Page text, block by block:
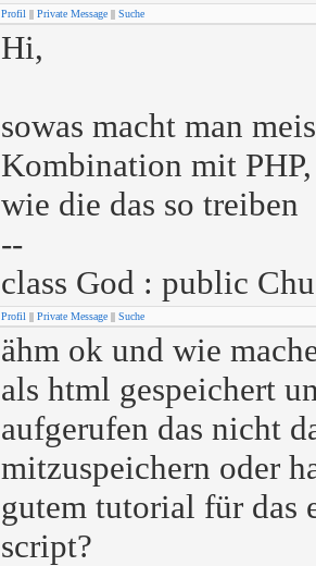
Profil || Private Message || Suche
Hi,
sowas macht man
Kombination mit
wie die das so treiben
--
class God : public
Profil || Private Message || Suche
ähm ok und wie
als html gespeichert
aufgerufen das nicht
mitzuspeichern oder
gutem tutorial für das
script?